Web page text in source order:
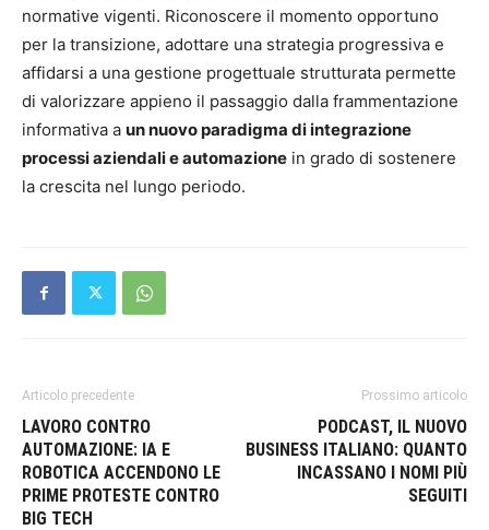
normative vigenti. Riconoscere il momento opportuno
per la transizione, adottare una strategia progressiva e
affidarsi a una gestione progettuale strutturata permette
di valorizzare appieno il passaggio dalla frammentazione
informativa a un nuovo paradigma di integrazione
processi aziendali e automazione in grado di sostenere
la crescita nel lungo periodo.
Articolo precedente
LAVORO CONTRO
AUTOMAZIONE: IA E
ROBOTICA ACCENDONO LE
PRIME PROTESTE CONTRO
BIG TECH
Prossimo articolo
PODCAST, IL NUOVO
BUSINESS ITALIANO: QUANTO
INCASSANO I NOMI PIÙ
SEGUITI